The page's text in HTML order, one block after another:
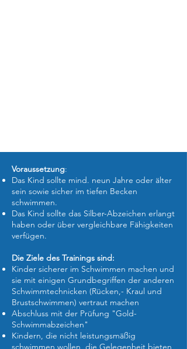
Voraussetzung:
Das Kind sollte mind. neun Jahre oder älter
sein sowie sicher im tiefen Becken
schwimmen.
Das Kind sollte das Silber-Abzeichen erlangt
haben oder über vergleichbare Fähigkeiten
verfügen.
Die Ziele des Trainings sind:
Kinder sicherer im Schwimmen machen und
sie mit einigen Grundbegriffen der anderen
Schwimmtechnicken (Rücken,- Kraul und
Brustschwimmen) vertraut machen
Abschluss mit der Prüfung "Gold-
Schwimmabzeichen"
Kindern, die nicht leistungsmäßig
schwimmen wollen, die Gelegenheit bieten,